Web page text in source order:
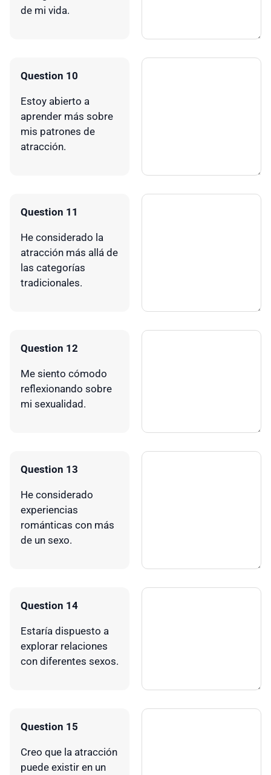
de mi vida.
Question 10
Estoy abierto a
aprender más sobre
mis patrones de
atracción.
Question 11
He considerado la
atracción más allá de
las categorías
tradicionales.
Question 12
Me siento cómodo
reflexionando sobre
mi sexualidad.
Question 13
He considerado
experiencias
románticas con más
de un sexo.
Question 14
Estaría dispuesto a
explorar relaciones
con diferentes sexos.
Question 15
Creo que la atracción
puede existir en un